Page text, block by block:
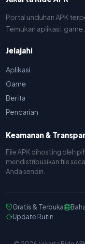
Portal unduhan APK
Temukan aplikasi,
Jelajahi
Aplikasi
Game
Berita
Pencarian
Keamanan &
File APK dihosting oleh
mendistribusikan file
Anda sendiri.
Gratis & Terbuka
Update Rutin